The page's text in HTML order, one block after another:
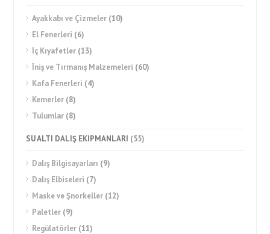
Ayakkabı ve Çizmeler (10)
El Fenerleri (6)
İç Kıyafetler (13)
İniş ve Tırmanış Malzemeleri (60)
Kafa Fenerleri (4)
Kemerler (8)
Tulumlar (8)
SU ALTI DALIŞ EKİPMANLARI (55)
Dalış Bilgisayarları (9)
Dalış Elbiseleri (7)
Maske ve Şnorkeller (12)
Paletler (9)
Regülatörler (11)